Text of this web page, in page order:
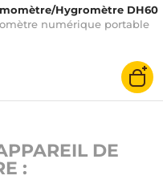
Hygromètre DH60
numérique portable
DE
: